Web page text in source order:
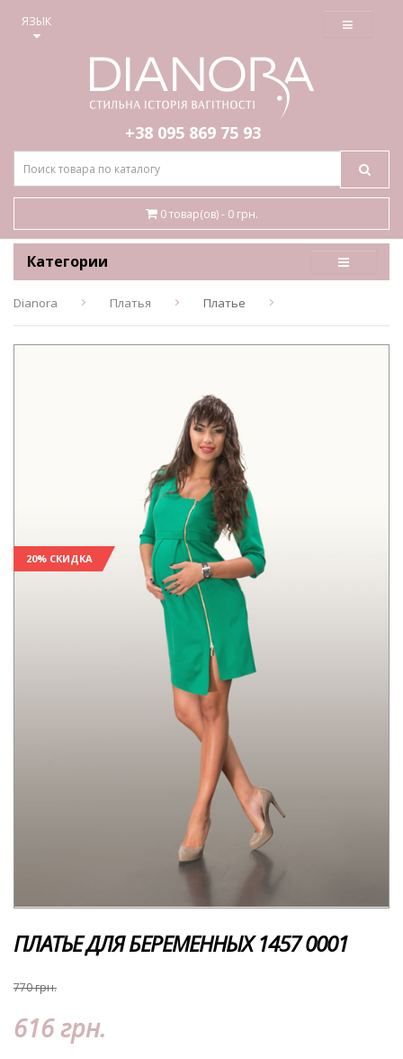
ЯЗЫК ≡
+38 095 869 75 93
0 товар(ов) - 0 грн.
Категории
Dianora Платья Платье
20% СКИДКА
ПЛАТЬЕ ДЛЯ БЕРЕМЕННЫХ 1457 0001
770 грн.
616 грн.